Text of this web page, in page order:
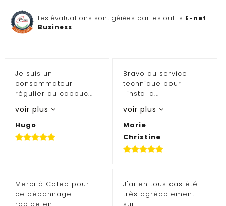
Les évaluations sont gérées par les outils E-net
Business
Je suis un
consommateur
régulier du cappuc...
voir plus
Hugo
Bravo au service
technique pour
l'installa...
voir plus
Marie
Christine
Merci à Cofeo pour
ce dépannage
J'ai en tous cas été
très agréablement